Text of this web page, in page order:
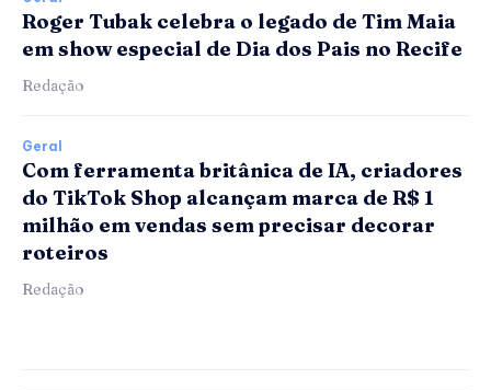
Roger Tubak celebra o legado de Tim Maia
em show especial de Dia dos Pais no Recife
Redação
Geral
Com ferramenta britânica de IA, criadores
do TikTok Shop alcançam marca de R$ 1
milhão em vendas sem precisar decorar
roteiros
Redação